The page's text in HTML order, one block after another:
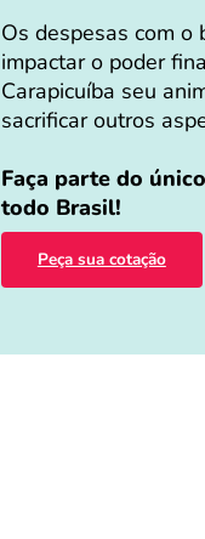
Os despesas com
impactar o poder
Carapicuíba seu
sacrificar outros
Faça parte do
todo Brasil!
Peça sua cotação